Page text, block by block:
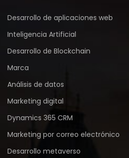
Desarrollo de aplicaciones web
Inteligencia Artificial
Desarrollo de Blockchain
Marca
Análisis de datos
Marketing digital
Dynamics 365 CRM
Marketing por correo electrónico
Desarrollo metaverso